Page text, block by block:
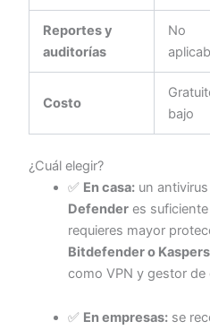
Reportes y
auditorías
No
Costo
bajo
¿Cuál elegir?
✅ En casa:un
Defenderes suficiente
requieres mayor
Bitdefender o
como VPN y gestor de
✅ En empresas:se